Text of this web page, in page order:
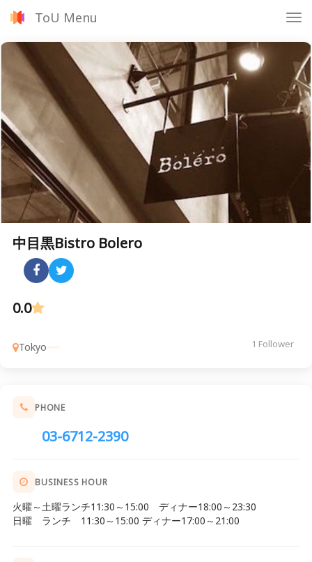
ToU Menu
中目黒Bistro Bolero
0.0
Tokyo 1 Follower
PHONE
03-6712-2390
BUSINESS HOUR
火曜～土曜ランチ11:30～15:00 ディナー18:00～23:30
日曜 ランチ 11:30～15:00 ディナー17:00～21:00